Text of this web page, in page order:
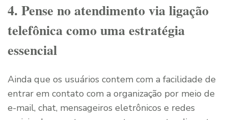
4. Pense no atendimento via ligação
telefônica como uma estratégia
essencial
Ainda que os usuários contem com a facilidade de
entrar em contato com a organização por meio de
e-mail, chat, mensageiros eletrônicos e redes